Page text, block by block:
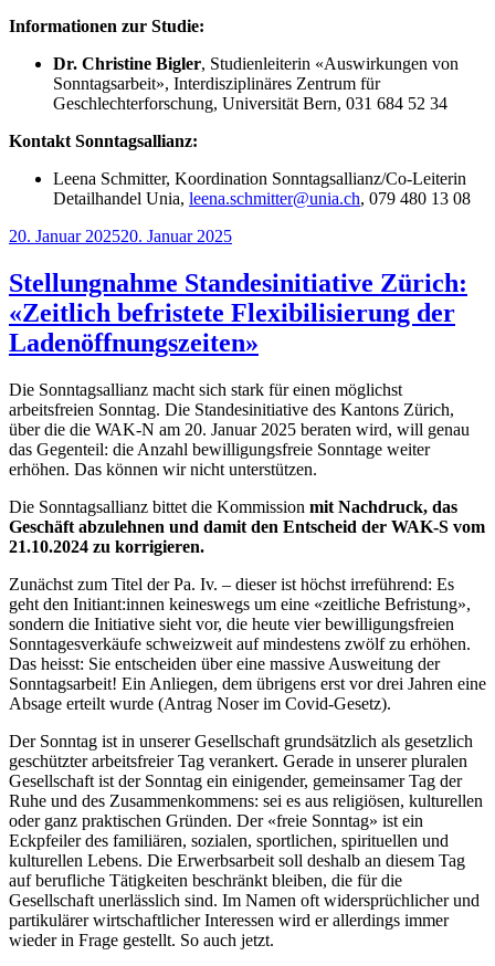
Informationen zur Studie:
Dr. Christine Bigler, Studienleiterin «Auswirkungen von
Sonntagsarbeit», Interdisziplinäres Zentrum für
Geschlechterforschung, Universität Bern, 031 684 52 34
Kontakt Sonntagsallianz:
Leena Schmitter, Koordination Sonntagsallianz/Co-Leiterin
Detailhandel Unia, leena.schmitter@unia.ch, 079 480 13 08
Veröffentlicht
20. Januar 202520. Januar 2025
Stellungnahme Standesinitiative Zürich:
«Zeitlich befristete Flexibilisierung der
Ladenöffnungszeiten»
Die Sonntagsallianz macht sich stark für einen möglichst
arbeitsfreien Sonntag. Die Standesinitiative des Kantons Zürich,
über die die WAK-N am 20. Januar 2025 beraten wird, will genau
das Gegenteil: die Anzahl bewilligungsfreie Sonntage weiter
erhöhen. Das können wir nicht unterstützen.
Die Sonntagsallianz bittet die Kommission mit Nachdruck, das
Geschäft abzulehnen und damit den Entscheid der WAK-S vom
21.10.2024 zu korrigieren.
Zunächst zum Titel der Pa. Iv. – dieser ist höchst irreführend: Es
geht den Initiant:innen keineswegs um eine «zeitliche Befristung»,
sondern die Initiative sieht vor, die heute vier bewilligungsfreien
Sonntagesverkäufe schweizweit auf mindestens zwölf zu erhöhen.
Das heisst: Sie entscheiden über eine massive Ausweitung der
Sonntagsarbeit! Ein Anliegen, dem übrigens erst vor drei Jahren eine
Absage erteilt wurde (Antrag Noser im Covid-Gesetz).
Der Sonntag ist in unserer Gesellschaft grundsätzlich als gesetzlich
geschützter arbeitsfreier Tag verankert. Gerade in unserer pluralen
Gesellschaft ist der Sonntag ein einigender, gemeinsamer Tag der
Ruhe und des Zusammenkommens: sei es aus religiösen, kulturellen
oder ganz praktischen Gründen. Der «freie Sonntag» ist ein
Eckpfeiler des familiären, sozialen, sportlichen, spirituellen und
kulturellen Lebens. Die Erwerbsarbeit soll deshalb an diesem Tag
auf berufliche Tätigkeiten beschränkt bleiben, die für die
Gesellschaft unerlässlich sind. Im Namen oft widersprüchlicher und
partikulärer wirtschaftlicher Interessen wird er allerdings immer
wieder in Frage gestellt. So auch jetzt.